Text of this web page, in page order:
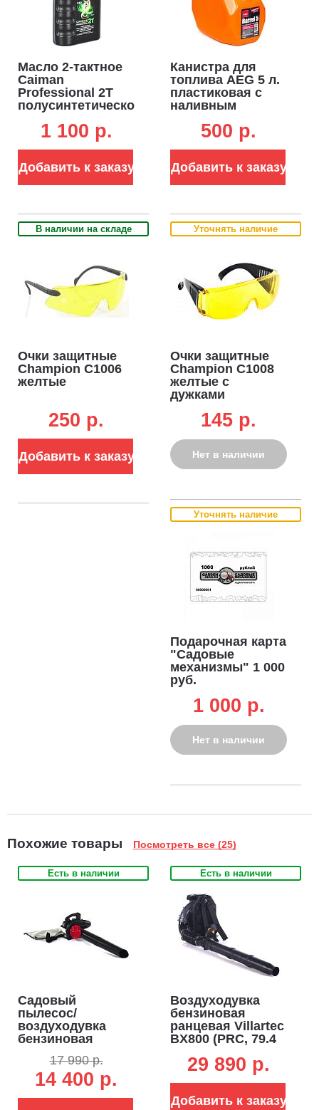
Масло 2-тактное
Caiman
Professional 2T
полусинтетическое,
(ЧЗ)1 100 p.
Добавить к заказу
Канистра для
топлива AEG 5 л.
пластиковая с
наливным
500 p.
Добавить к заказу
В наличии на складе
Очки защитные
Champion C1006
желтые
250 p.
Добавить к заказу
Уточнять наличие
Очки защитные
Champion C1008
желтые с
дужками
145 p.
Нет в наличии
Уточнять наличие
Подарочная карта
"Садовые
механизмы" 1 000
руб.
1 000 p.
Нет в наличии
Похожие товары Посмотреть все (25)
Есть в наличии
Садовый
пылесос/
воздуходувка
бензиновая
(PRC, 27.6 куб.см.,
1.1 л.с., 754 м3/ч,
74 м/с, мешок 50
л, 5.7 кг)
17 990 р.
14 400 р.
Есть в наличии
Воздуходувка
бензиновая
ранцевая Villartec
BX800 (PRC, 79.4
л.с., 1316 м3/ч, 96
29 890 p.
Добавить к заказу